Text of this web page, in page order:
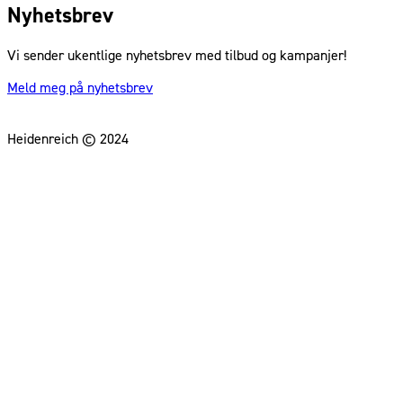
Nyhetsbrev
Vi sender ukentlige nyhetsbrev med tilbud og kampanjer!
Meld meg på nyhetsbrev
Heidenreich © 2024